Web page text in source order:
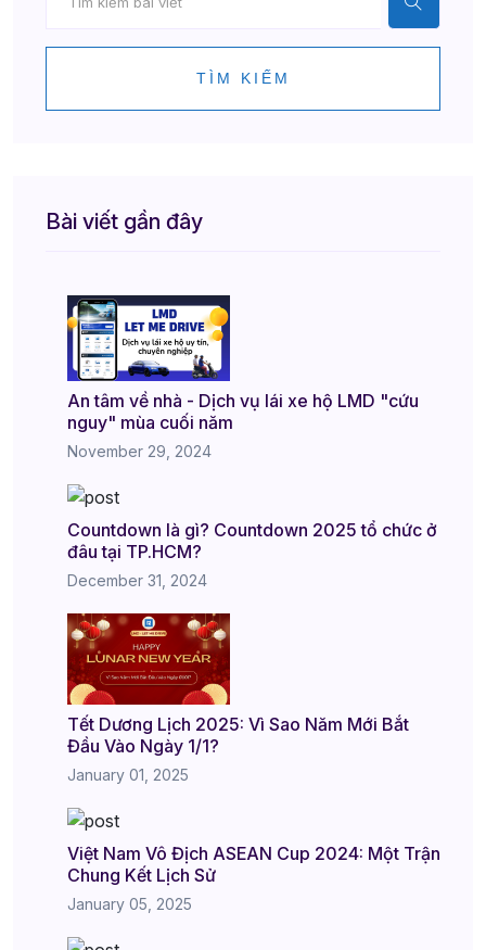
TÌM KIẾM
Bài viết gần đây
An tâm về nhà - Dịch vụ lái xe hộ LMD "cứu
nguy" mùa cuối năm
November 29, 2024
Countdown là gì? Countdown 2025 tổ chức ở
đâu tại TP.HCM?
December 31, 2024
Tết Dương Lịch 2025: Vì Sao Năm Mới Bắt
Đầu Vào Ngày 1/1?
January 01, 2025
Việt Nam Vô Địch ASEAN Cup 2024: Một Trận
Chung Kết Lịch Sử
January 05, 2025